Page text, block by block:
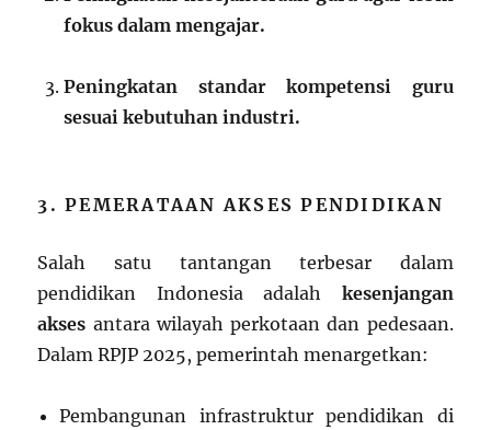
fokus dalam mengajar.
Peningkatan standar kompetensi guru
sesuai kebutuhan industri.
3. PEMERATAAN AKSES PENDIDIKAN
Salah satu tantangan terbesar dalam
pendidikan Indonesia adalah kesenjangan
akses antara wilayah perkotaan dan pedesaan.
Dalam RPJP 2025, pemerintah menargetkan:
Pembangunan infrastruktur pendidikan di